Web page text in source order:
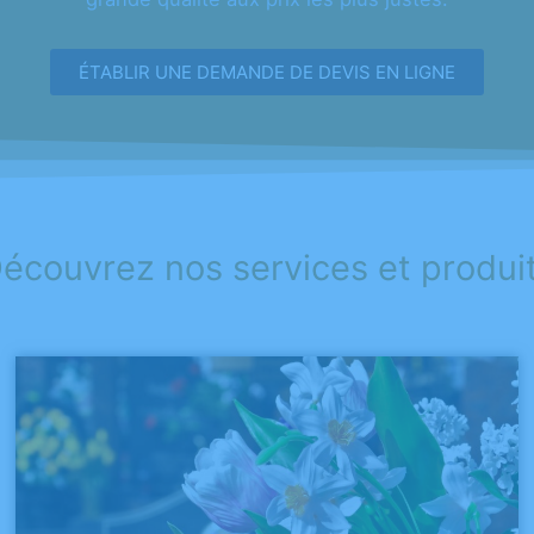
ÉTABLIR UNE DEMANDE DE DEVIS EN LIGNE
nos services et